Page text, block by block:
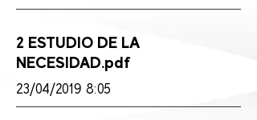
2 ESTUDIO DE LA
NECESIDAD.pdf
23/04/2019 8:05